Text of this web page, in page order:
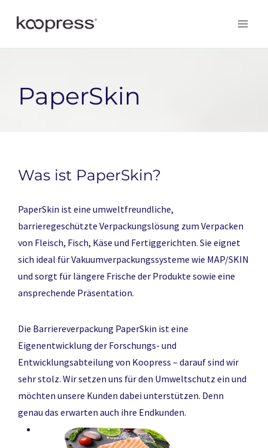
Inhalt
PaperSkin
Was ist PaperSkin?
PaperSkin ist eine umweltfreundliche,
barrieregeschützte Verpackungslösung zum Verpacken
von Fleisch, Fisch, Käse und Fertiggerichten. Sie eignet
sich ideal für Vakuumverpackungssysteme wie MAP/SKIN
und sorgt für längere Frische der Produkte sowie eine
ansprechende Präsentation.
Die Barriereverpackung PaperSkin ist eine
Eigenentwicklung der Forschungs- und
Entwicklungsabteilung von Koopress – darauf sind wir
sehr stolz. Wir setzen uns für den Umweltschutz ein und
möchten unsere Kunden dabei unterstützen. Denn
genau das erwarten auch ihre Endkunden.